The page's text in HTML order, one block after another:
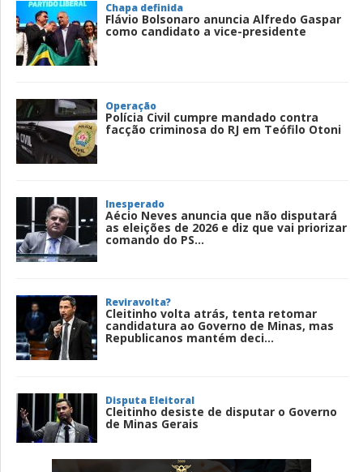
Chapa definida
Flávio Bolsonaro anuncia Alfredo Gaspar
como candidato a vice-presidente
Operação
Polícia Civil cumpre mandado contra
facção criminosa do RJ em Teófilo Otoni
Inesperado
Aécio Neves anuncia que não disputará
as eleições de 2026 e diz que vai priorizar
comando do PS...
Reviravolta?
Cleitinho volta atrás, tenta retomar
candidatura ao Governo de Minas, mas
Republicanos mantém deci...
Disputa Eleitoral
Cleitinho desiste de disputar o Governo
de Minas Gerais